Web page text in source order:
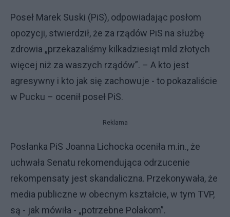
Poseł Marek Suski (PiS), odpowiadając posłom
opozycji, stwierdził, że za rządów PiS na służbę
zdrowia „przekazaliśmy kilkadziesiąt mld złotych
więcej niż za waszych rządów”. – A kto jest
agresywny i kto jak się zachowuje - to pokazaliście
w Pucku – ocenił poseł PiS.
Reklama
Posłanka PiS Joanna Lichocka oceniła m.in., że
uchwała Senatu rekomendująca odrzucenie
rekompensaty jest skandaliczna. Przekonywała, że
media publiczne w obecnym kształcie, w tym TVP,
są - jak mówiła - „potrzebne Polakom”.